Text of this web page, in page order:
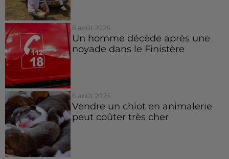
6 août 2026
Un homme décède après une
noyade dans le Finistère
6 août 2026
Vendre un chiot en animalerie
peut coûter très cher